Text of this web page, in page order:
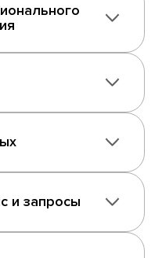
и запросы